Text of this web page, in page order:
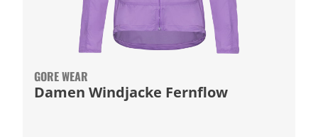
GORE WEAR
Damen Windjacke Fernflow